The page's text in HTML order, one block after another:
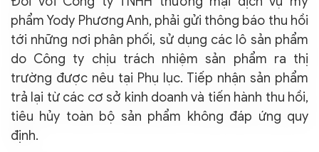
phẩm Yody Phương Anh, phải gửi thông báo thu hồi
tới những nơi phân phối, sử dụng các lô sản phẩm
do Công ty chịu trách nhiệm sản phẩm ra thị
trường được nêu tại Phụ lục. Tiếp nhận sản phẩm
trả lại từ các cơ sở kinh doanh và tiến hành thu hồi,
tiêu hủy toàn bộ sản phẩm không đáp ứng quy
định.